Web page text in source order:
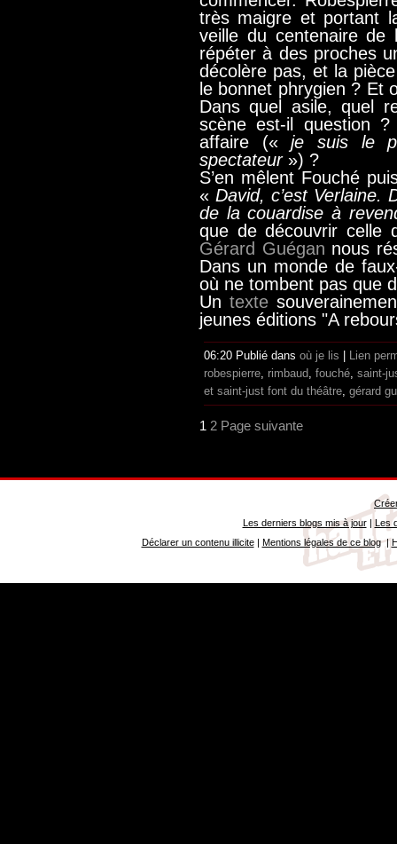
très maigre et portant
veille du centenaire de
répéter à des proches
décolère pas, et la
le bonnet phrygien ? Et
Dans quel asile, quel
scène est-il question
affaire («je suis le
spectateur») ?
S’en mêlent Fouché
« David, c’est Verlaine.
de la couardise à
que de découvrir celle
Gérard Guégan nous
Dans un monde de
où ne tombent pas que
Un texte
jeunes éditions "A
06:20 Publié dans où je lis
Lien
robespierre, rimbaud, fouché, saint-
et saint-just font du théâtre, gérard
1 2 Page suivante
Les derniers blogs mis à jour|
Les
Déclarer un contenu illicite| Mentions légales de ce blog|